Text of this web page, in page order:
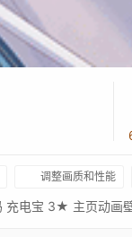
调整画质和性能